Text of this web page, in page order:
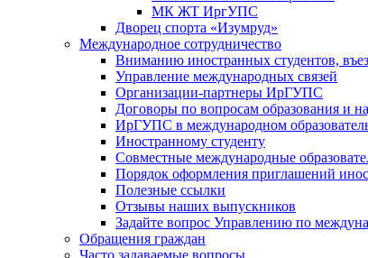
МК ЖТ ИргУПС
Дворец спорта «Изумруд»
Международное сотрудничество
Вниманию иностранных студентов,
Управление международных связей
Организации-партнеры ИрГУПС
Договоры по вопросам образования и
ИрГУПС в международном
Иностранному студенту
Совместные международные
Порядок оформления приглашений
Полезные ссылки
Отзывы наших выпускников
Задайте вопрос Управлению по
Обращения граждан
Часто задаваемые вопросы